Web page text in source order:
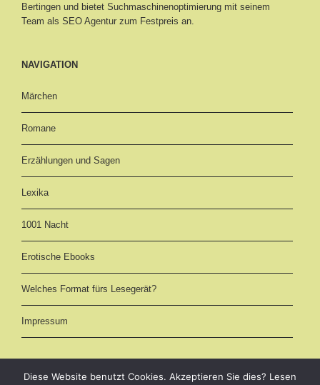
Bertingen und bietet Suchmaschinenoptimierung mit seinem
Team als SEO Agentur zum Festpreis an.
NAVIGATION
Märchen
Romane
Erzählungen und Sagen
Lexika
1001 Nacht
Erotische Ebooks
Welches Format fürs Lesegerät?
Impressum
Diese Website benutzt Cookies. Akzeptieren Sie dies? Lesen